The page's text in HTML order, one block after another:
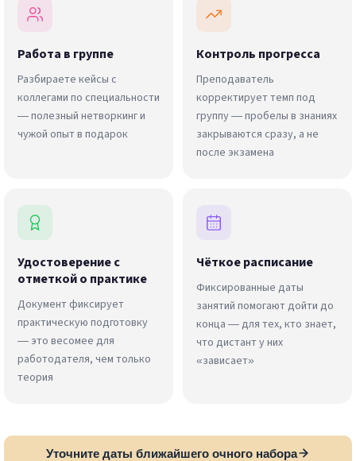
Работа в группе
Разбираете кейсы с
коллегами по специальности
— полезный нетворкинг и
чужой опыт в подарок
Контроль прогресса
Преподаватель
корректирует темп под
группу — пробелы в знаниях
закрываются сразу, а не
после экзамена
Удостоверение с
отметкой о практике
Документ фиксирует
практическую подготовку
— это весомее для
работодателя, чем только
теория
Чёткое расписание
Фиксированные даты
занятий помогают дойти до
конца — для тех, кто знает,
что дистант у них
«зависает»
Уточните даты ближайшего очного набора